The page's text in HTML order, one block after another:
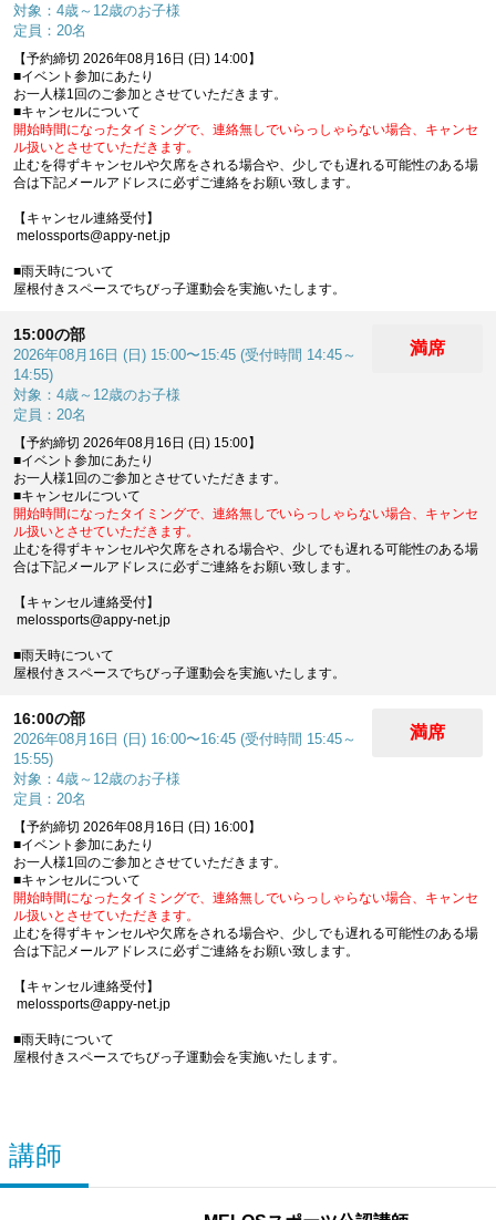
対象：4歳～12歳のお子様
定員：20名
【予約締切 2026年08月16日 (日) 14:00】
■イベント参加にあたり
お一人様1回のご参加とさせていただきます。
■キャンセルについて
開始時間になったタイミングで、連絡無しでいらっしゃらない場合、キャンセ
ル扱いとさせていただきます。
止むを得ずキャンセルや欠席をされる場合や、少しでも遅れる可能性のある場
合は下記メールアドレスに必ずご連絡をお願い致します。
【キャンセル連絡受付】
melossports@appy-net.jp
■雨天時について
屋根付きスペースでちびっ子運動会を実施いたします。
15:00の部
2026年08月16日 (日) 15:00〜15:45 (受付時間 14:45～
14:55)
対象：4歳～12歳のお子様
定員：20名
満席
【予約締切 2026年08月16日 (日) 15:00】
■イベント参加にあたり
お一人様1回のご参加とさせていただきます。
■キャンセルについて
開始時間になったタイミングで、連絡無しでいらっしゃらない場合、キャンセ
ル扱いとさせていただきます。
止むを得ずキャンセルや欠席をされる場合や、少しでも遅れる可能性のある場
合は下記メールアドレスに必ずご連絡をお願い致します。
【キャンセル連絡受付】
melossports@appy-net.jp
■雨天時について
屋根付きスペースでちびっ子運動会を実施いたします。
16:00の部
2026年08月16日 (日) 16:00〜16:45 (受付時間 15:45～
15:55)
対象：4歳～12歳のお子様
定員：20名
満席
【予約締切 2026年08月16日 (日) 16:00】
■イベント参加にあたり
お一人様1回のご参加とさせていただきます。
■キャンセルについて
開始時間になったタイミングで、連絡無しでいらっしゃらない場合、キャンセ
ル扱いとさせていただきます。
止むを得ずキャンセルや欠席をされる場合や、少しでも遅れる可能性のある場
合は下記メールアドレスに必ずご連絡をお願い致します。
【キャンセル連絡受付】
melossports@appy-net.jp
■雨天時について
屋根付きスペースでちびっ子運動会を実施いたします。
講師